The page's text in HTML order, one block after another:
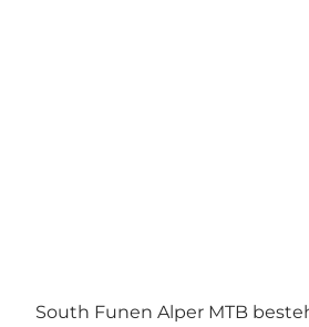
South Funen Alper MTB